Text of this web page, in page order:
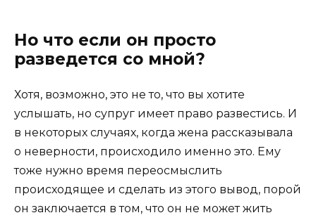
Но что если он просто
разведется со мной?
Хотя, возможно, это не то, что вы хотите
услышать, но супруг имеет право развестись. И
в некоторых случаях, когда жена рассказывала
о неверности, происходило именно это. Ему
тоже нужно время переосмыслить
происходящее и сделать из этого вывод, порой
он заключается в том, что он не может жить